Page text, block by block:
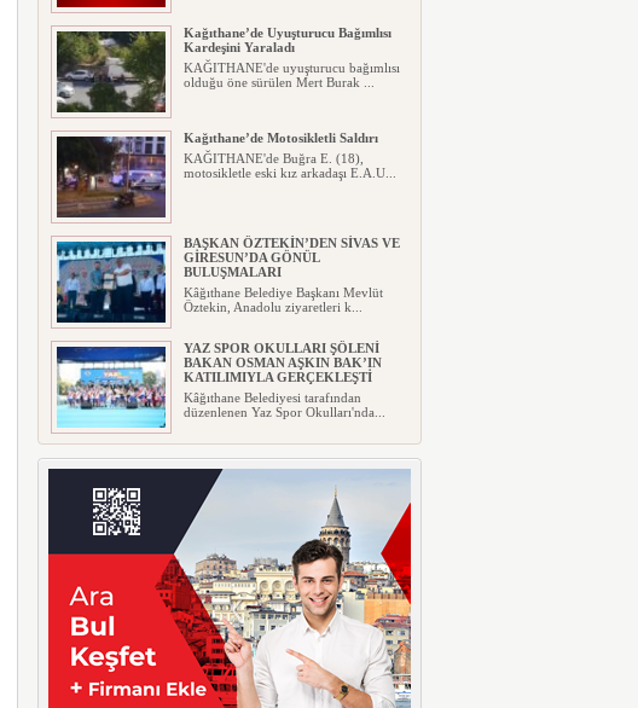
Kağıthane’de Uyuşturucu Bağımlısı
Kardeşini Yaraladı
KAĞITHANE'de uyuşturucu bağımlısı
olduğu öne sürülen Mert Burak ...
Kağıthane’de Motosikletli Saldırı
KAĞITHANE'de Buğra E. (18),
motosikletle eski kız arkadaşı E.A.U...
BAŞKAN ÖZTEKİN’DEN SİVAS VE
GİRESUN’DA GÖNÜL
BULUŞMALARI
Kâğıthane Belediye Başkanı Mevlüt
Öztekin, Anadolu ziyaretleri k...
YAZ SPOR OKULLARI ŞÖLENİ
BAKAN OSMAN AŞKIN BAK’IN
KATILIMIYLA GERÇEKLEŞTİ
Kâğıthane Belediyesi tarafından
düzenlenen Yaz Spor Okulları'nda...